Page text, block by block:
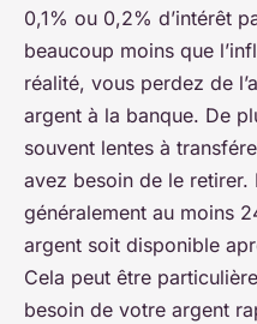
0,1% ou 0,2% d’intérêt
beaucoup moins que
réalité, vous perdez de
argent à la banque. De
souvent lentes à
avez besoin de le retirer.
généralement au moins
argent soit disponible
Cela peut être
besoin de votre argent